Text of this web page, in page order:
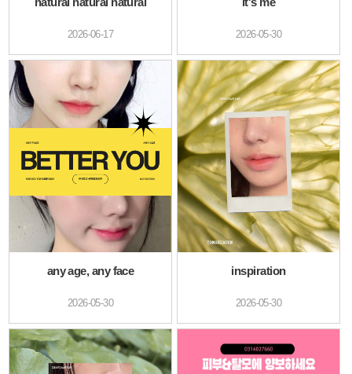
2026-06-17 2026-05-30
any age, any face
2026-05-30
inspiration
2026-05-30